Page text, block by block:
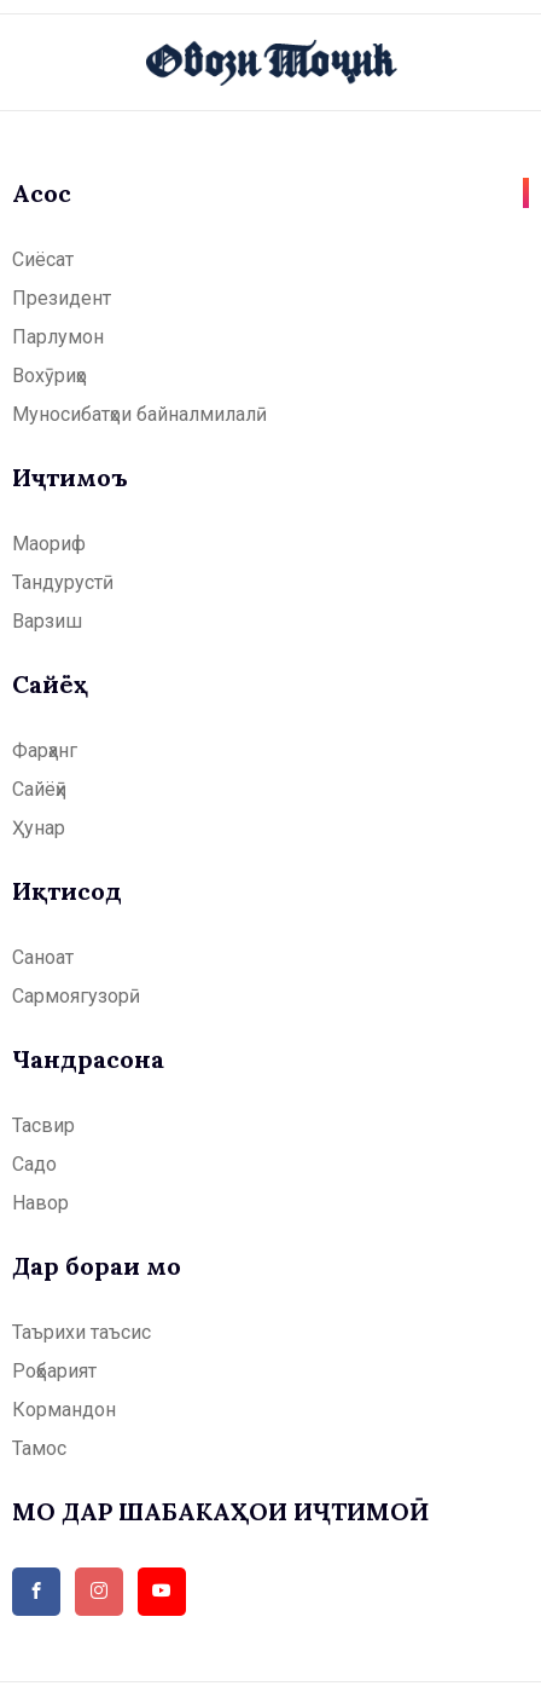
Асосӣ
Сиёсат
Президент
Парлумон
Вохӯриҳо
Муносибатҳои байналмилалӣ
Иҷтимоъ
Маориф
Тандурустӣ
Варзиш
Сайёҳӣ
Фарҳанг
Сайёҳӣ
Ҳунар
Иқтисод
Саноат
Сармоягузорӣ
Чандрасонаӣ
Тасвир
Садо
Навор
Дар бораи мо
Таърихи таъсис
Роҳбарият
Кормандон
Тамос
МО ДАР ШАБАКАҲОИ ИҶТИМОӢ